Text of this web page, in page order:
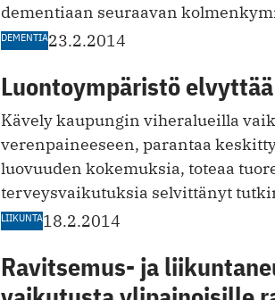
dementiaan seuraavan
DEMENTIA23.2.2014
Luontoympäristö elvyttää
Kävely kaupungin viheralueilla
verenpaineeseen, parantaa
luovuuden kokemuksia, toteaa
terveysvaikutuksia selvittänyt
LIIKUNTA18.2.2014
Ravitsemus- ja